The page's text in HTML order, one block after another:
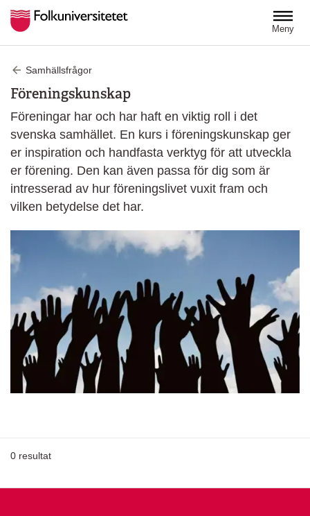
Meny
Samhällsfrågor
Föreningskunskap
Föreningar har och har haft en viktig roll i det
svenska samhället. En kurs i föreningskunskap ger
er inspiration och handfasta verktyg för att utveckla
er förening. Den kan även passa för dig som är
intresserad av hur föreningslivet vuxit fram och
vilken betydelse det har.
0 resultat